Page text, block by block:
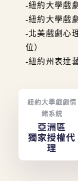
-紐約大學戲
-紐約大學戲
-北美戲劇心
位）
-紐約州表達
紐約大學戲劇情
緒系統
亞洲區
獨家授權代
理